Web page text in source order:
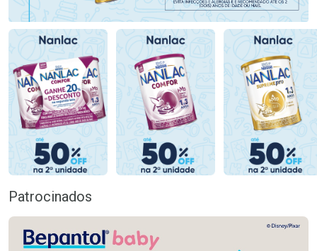
Patrocinados